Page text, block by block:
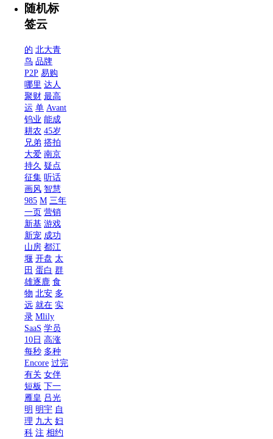
随机标
签云
的 北大青
鸟 品牌
P2P 易购
哪里 达人
聚财 最高
运 单 Avant
钨业 能成
耕农 45岁
兄弟 搭拍
大爱 南京
持久 疑点
征集 听话
画风 智慧
985 M 三年
一页 营销
新基 游戏
新宠 成功
山房 都江
堰 开盘 太
田 蛋白 群
雄逐鹿 食
物 北安 多
远 就在 实
录 Mlily
SaaS 学员
10日 高涨
每秒 多种
Encore 过完
有关 女伴
短板 下一
雁皇 吕光
明 明宇 自
理 九大 妇
科 注 相约